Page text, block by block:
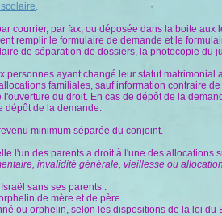
.
courrier, par fax, ou déposée dans la boite aux
remplir le formulaire de demande et le
de séparation de dossiers, la photocopie du
personnes ayant changé leur statut matrimonial
familiales, sauf information contraire
du droit. En cas de dépôt de la
dépôt de la demande.
minimum séparée du conjoint.
l'un des parents a droit à l'une des allocations
invalidité générale, vieillesse ou
sans ses parents .
de mère et de père.
ou orphelin, selon les dispositions de la loi du